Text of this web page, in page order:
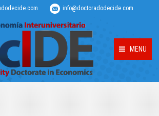
info@doctoradodecide.com
MENU